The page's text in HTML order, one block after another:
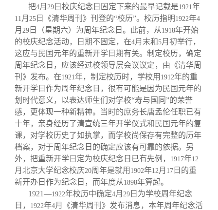
把4月 29 日校庆纪念日固定下来的最早记载是1921年
11 月 25 日《清华周刊》刊登的“校历”。校历指明 1922年4
月 29 日（星期六）为周年纪念日。此前，从 1918年开始
的校庆纪念活动，日期不固定，在4月末和5月初举行，
这应与民国元年的重新开学日期有关。制定校历，确定
周年纪念日，应该经过校领导层会议议定，由《清华周
刊》发布。在1921年，制定校历时，学校用 1912年的重
新开学日作为周年纪念日，很有可能是因为民国元年的
划时代意义，以表达师生们对学校“寿与国同”的荣誉
感，更体现一种新精神。当时的庶务长唐孟伦任职已有
十年，亲身经历了清宣统三年开学仪式和民国元年的复
课，对学校历史了如执掌，而学校尚保存有完整的历年
档案，对于周年纪念日的确定应该有可靠的依据。另
外，把重新开学日定为校庆纪念日已有先例，
1917年12
月北京大学纪念校庆20周年是就用 1902年12月 17 日的重
新开办日作为纪念日，而年度从 1898年算起。
1921—1922年校历中确定4月 29 日为学校周年纪念
日，
1922年4月《清华周刊》发布消息，本年周年纪念活